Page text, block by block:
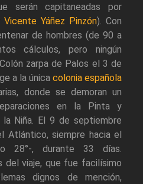
serán capitaneadas por
Vicente Yáñez Pinzón). Con
de hombres (de 90 a
cálculos, pero ningún
zarpa de Palos el 3 de
a la única colonia española
donde se demoran un
en la Pinta y
Niña. El 9 de septiembre
Atlántico, siempre hacia el
28°-, durante 33 días.
del viaje, que fue facilísimo
dignos de mención,